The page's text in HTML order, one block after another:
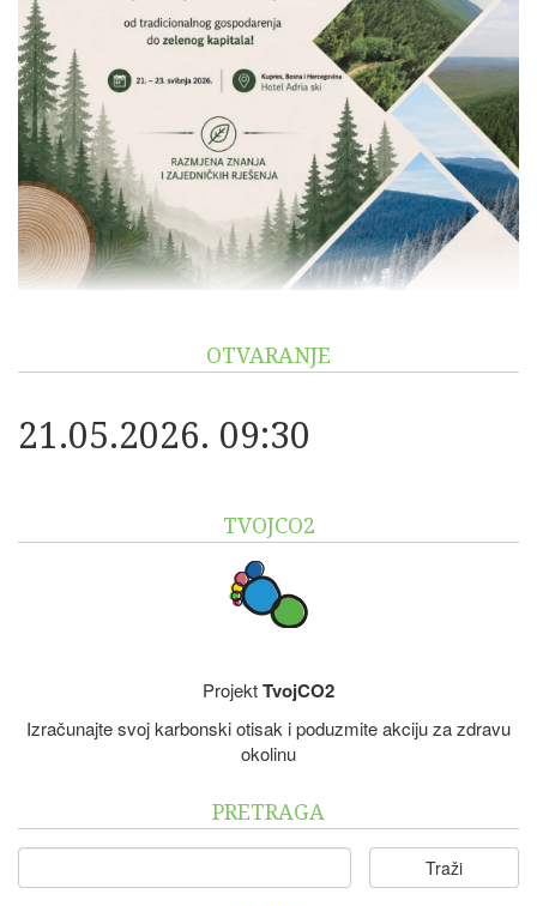
OTVARANJE
21.05.2026. 09:30
TVOJCO2
ProjektTvojCO2
Izračunajte svoj karbonski otisak i poduzmite akciju za zdravu
okolinu
PRETRAGA
Traži